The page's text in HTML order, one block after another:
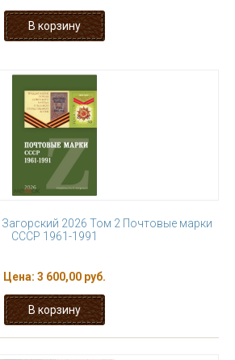
2026 Том 2 Почтовые марки
СССР 1961-1991
Цена: 3 600,00 руб.